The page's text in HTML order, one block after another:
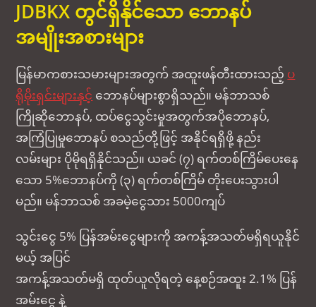
JDBKX တွင်ရှိနိုင်သော ဘောနပ်
အမျိုးအစားများ
မြန်မာကစားသမားများအတွက် အထူးဖန်တီးထားသည့် ပ
ရိုမိုးရှင်းများနှင့် ဘောနပ်များစွာရှိသည်။ မန်ဘာသစ်
ကြိုဆိုဘောနပ်, ထပ်ငွေသွင်းမှုအတွက်အပိုဘောနပ်,
အကြံပြုမှုဘောနပ် စသည်တို့ဖြင့် အနိုင်ရရှိဖို့ နည်း
လမ်းများ ပိုမိုရရှိနိုင်သည်။ ယခင် (၇) ရက်တစ်ကြိမ်ပေးနေ
သော 5%ဘောနပ်ကို (၃) ရက်တစ်ကြိမ် တိုးပေးသွားပါ
မည်။ မန်ဘာသစ် အခမဲ့ငွေသား 5000ကျပ်
သွင်းငွေ 5% ပြန်အမ်းငွေများကို အကန့်အသတ်မရှိရယူနိုင်
မယ့် အပြင်
အကန့်အသတ်မရှိ ထုတ်ယူလိုရတဲ့ နေ့စဉ်အထူး 2.1% ပြန်
အမ်းငွေ နဲ့